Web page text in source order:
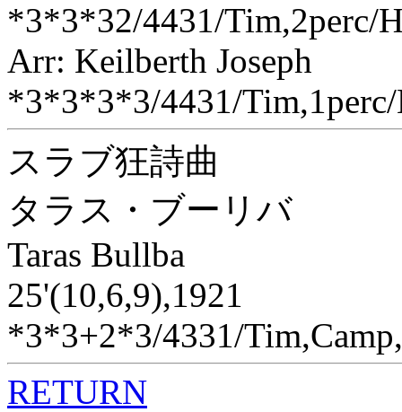
*3*3*32/4431/Tim,2perc/
Arr: Keilberth Joseph
*3*3*3*3/4431/
スラブ狂詩曲
タラス・ブーリバ
Taras Bullba
25'(10,6,9),1921
*3*3+2*3/4331/
RETURN